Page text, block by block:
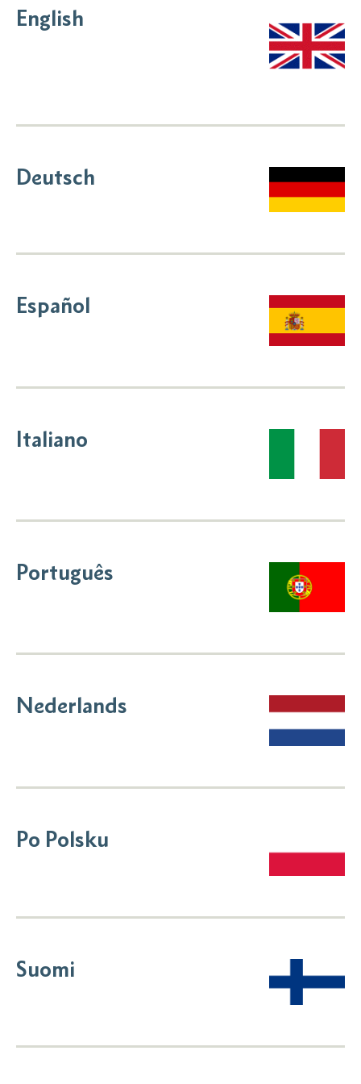
English
Deutsch
Español
Italiano
Português
Nederlands
Po Polsku
Suomi